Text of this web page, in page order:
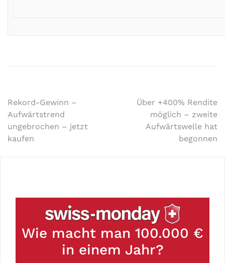
Rekord-Gewinn –
Aufwärtstrend
ungebrochen – jetzt
kaufen
Über +400% Rendite
möglich – zweite
Aufwärtswelle hat
begonnen
Wie macht man 100.000 €
in einem Jahr?